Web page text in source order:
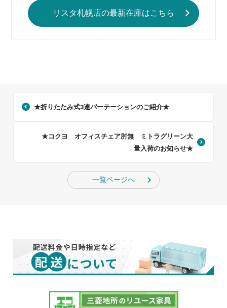
リスタ札幌店の最新在庫はこちら
★折りたたみ式3連パーテーションのご紹介★
★コクヨ オフィスチェア肘無 ミトラグリーン大
量入荷のお知らせ★
一覧ページへ